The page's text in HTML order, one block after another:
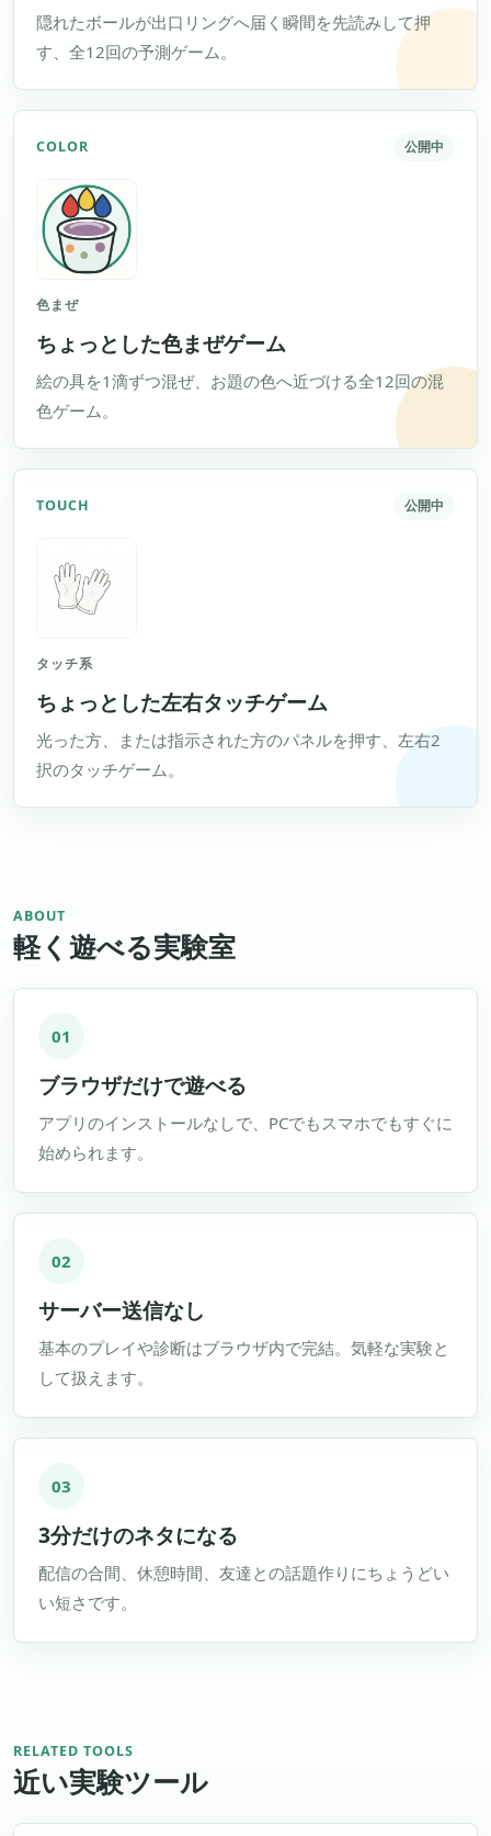
隠れたボールが出口リングへ届く瞬間を先読みして押
す、全12回の予測ゲーム。
COLOR 公開中
色まぜ
ちょっとした色まぜゲーム
絵の具を1滴ずつ混ぜ、お題の色へ近づける全12回の混
色ゲーム。
TOUCH 公開中
タッチ系
ちょっとした左右タッチゲーム
光った方、または指示された方のパネルを押す、左右2
択のタッチゲーム。
ABOUT
軽く遊べる実験室
01
ブラウザだけで遊べる
アプリのインストールなしで、PCでもスマホでもすぐに
始められます。
02
サーバー送信なし
基本のプレイや診断はブラウザ内で完結。気軽な実験と
して扱えます。
03
3分だけのネタになる
配信の合間、休憩時間、友達との話題作りにちょうどい
い短さです。
RELATED TOOLS
近い実験ツール